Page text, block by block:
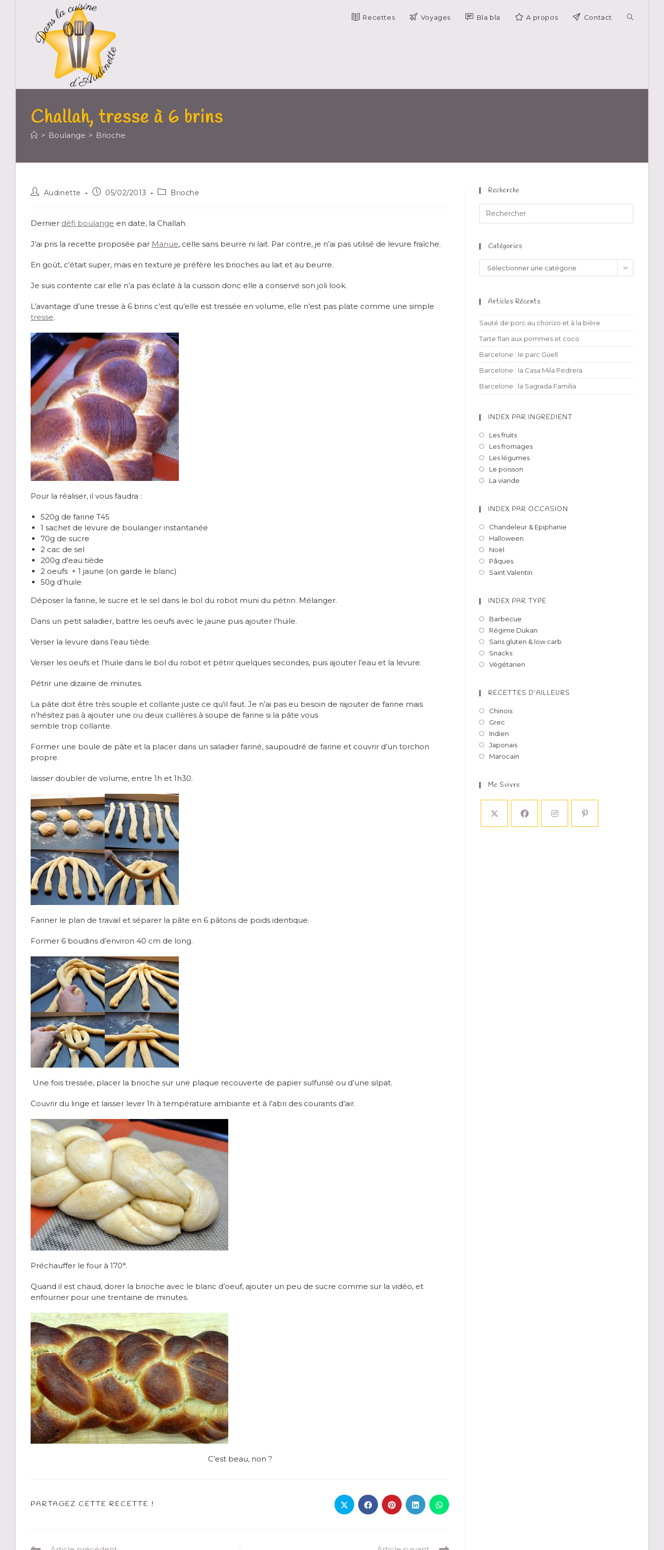
Recettes Voyages Bla bla A propos Contact
Challah, tresse à 6 brins
> Boulange > Brioche
Audinette 05/02/2013 Brioche
Dernier défi boulange en date, la Challah.
J’ai pris la recette proposée par Manue, celle sans beurre ni lait. Par contre, je n’ai pas utilisé de levure fraîche.
En goût, c’était super, mais en texture je préfère les brioches au lait et au beurre.
Je suis contente car elle n’a pas éclaté à la cuisson donc elle a conservé son joli look.
L’avantage d’une tresse à 6 brins c’est qu’elle est tressée en volume, elle n’est pas plate comme une simple
tresse.
Pour la réaliser, il vous faudra :
520g de farine T45
1 sachet de levure de boulanger instantanée
70g de sucre
2 cac de sel
200g d’eau tiède
2 oeufs + 1 jaune (on garde le blanc)
50g d’huile
Déposer la farine, le sucre et le sel dans le bol du robot muni du pétrin. Mélanger.
Dans un petit saladier, battre les oeufs avec le jaune puis ajouter l’huile.
Verser la levure dans l’eau tiède.
Verser les oeufs et l’huile dans le bol du robot et pétrir quelques secondes, puis ajouter l’eau et la levure.
Pétrir une dizaine de minutes.
La pâte doit être très souple et collante juste ce qu’il faut. Je n’ai pas eu besoin de rajouter de farine mais
n’hésitez pas à ajouter une ou deux cuillères à soupe de farine si la pâte vous
semble trop collante.
Former une boule de pâte et la placer dans un saladier fariné, saupoudré de farine et couvrir d’un torchon
propre.
laisser doubler de volume, entre 1h et 1h30.
Fariner le plan de travail et séparer la pâte en 6 pâtons de poids identique.
Former 6 boudins d’environ 40 cm de long.
Une fois tressée, placer la brioche sur une plaque recouverte de papier sulfurisé ou d’une silpat.
Couvrir du linge et laisser lever 1h à température ambiante et à l’abri des courants d’air.
Préchauffer le four à 170°.
Quand il est chaud, dorer la brioche avec le blanc d’oeuf, ajouter un peu de sucre comme sur la vidéo, et
enfourner pour une trentaine de minutes.
C’est beau, non ?
PARTAGEZ CETTE RECETTE !
Recherche
Catégories
Sélectionner une catégorie
Articles Récents
Sauté de porc au chorizo et à la bière
Tarte flan aux pommes et coco
Barcelone : le parc Güell
Barcelone : la Casa Mila Pedrera
Barcelone : la Sagrada Familia
INDEX PAR INGREDIENT
Les fruits
Les fromages
Les légumes
Le poisson
La viande
INDEX PAR OCCASION
Chandeleur & Epiphanie
Halloween
Noël
Pâques
Saint Valentin
INDEX PAR TYPE
Barbecue
Régime Dukan
Sans gluten & low carb
Snacks
Végétarien
RECETTES D’AILLEURS
Chinois
Grec
Indien
Japonais
Marocain
Me Suivre